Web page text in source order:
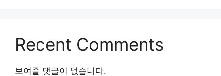
Recent Comments
보여줄 댓글이 없습니다.